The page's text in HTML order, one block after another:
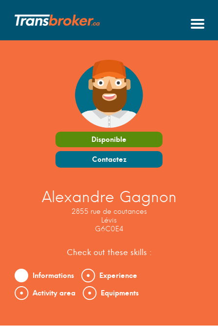
Disponible
Contactez
Alexandre Gagnon
2855 rue de coutances
Lévis
G6C0E4
Check out these skills :
Informations
Experience
Activity area
Equipments